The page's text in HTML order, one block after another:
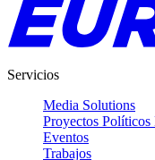
Servicios
Media Solutions
Proyectos Políticos
Eventos
Trabajos